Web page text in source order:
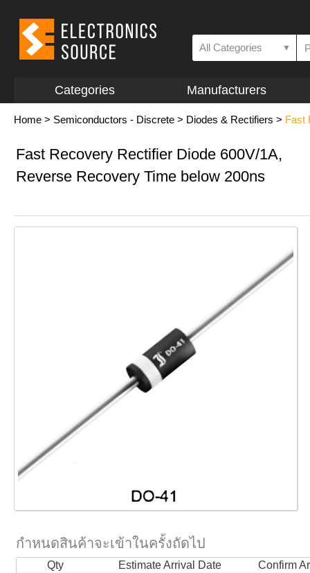
All Categories ▼
Categories Manufacturers
Home > Semiconductors - Discrete > Diodes & Rectifiers > Fast
Fast Recovery Rectifier Diode 600V/1A,
Reverse Recovery Time below 200ns
กำหนดสินค้าจะเข้าในครั้งถัดไป
Qty Estimate Arrival Date
Confirm